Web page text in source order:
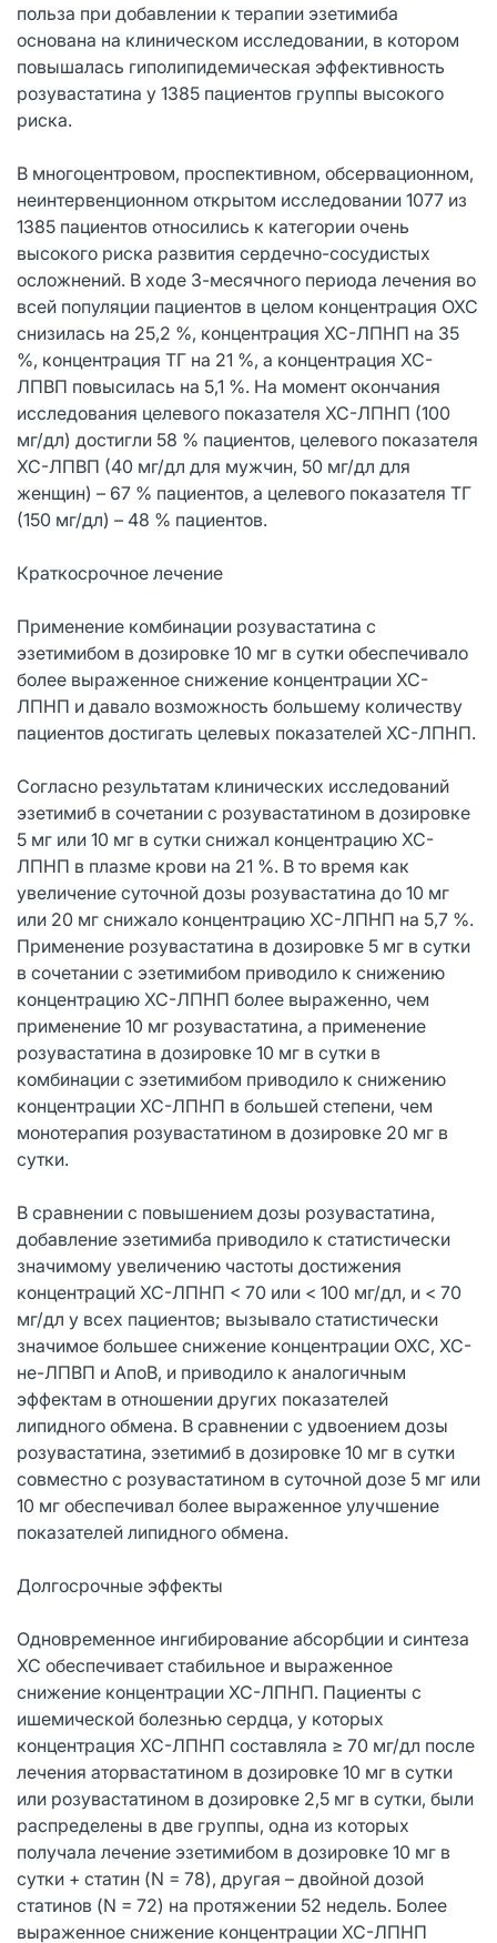
польза при добавлении к терапии эзетимиба
основана на клиническом исследовании, в котором
повышалась гиполипидемическая эффективность
розувастатина у 1385 пациентов группы высокого
риска.
В многоцентровом, проспективном, обсервационном,
неинтервенционном открытом исследовании 1077 из
1385 пациентов относились к категории очень
высокого риска развития сердечно-сосудистых
осложнений. В ходе 3-месячного периода лечения во
всей популяции пациентов в целом концентрация ОХС
снизилась на 25,2 %, концентрация ХС-ЛПНП на 35
%, концентрация ТГ на 21 %, а концентрация ХС-
ЛПВП повысилась на 5,1 %. На момент окончания
исследования целевого показателя ХС-ЛПНП (100
мг/дл) достигли 58 % пациентов, целевого показателя
ХС-ЛПВП (40 мг/дл для мужчин, 50 мг/дл для
женщин) – 67 % пациентов, а целевого показателя ТГ
(150 мг/дл) – 48 % пациентов.
Краткосрочное лечение
Применение комбинации розувастатина с
эзетимибом в дозировке 10 мг в сутки обеспечивало
более выраженное снижение концентрации ХС-
ЛПНП и давало возможность большему количеству
пациентов достигать целевых показателей ХС-ЛПНП.
Согласно результатам клинических исследований
эзетимиб в сочетании с розувастатином в дозировке
5 мг или 10 мг в сутки снижал концентрацию ХС-
ЛПНП в плазме крови на 21 %. В то время как
увеличение суточной дозы розувастатина до 10 мг
или 20 мг снижало концентрацию ХС-ЛПНП на 5,7 %.
Применение розувастатина в дозировке 5 мг в сутки
в сочетании с эзетимибом приводило к снижению
концентрацию ХС-ЛПНП более выраженно, чем
применение 10 мг розувастатина, а применение
розувастатина в дозировке 10 мг в сутки в
комбинации с эзетимибом приводило к снижению
концентрации ХС-ЛПНП в большей степени, чем
монотерапия розувастатином в дозировке 20 мг в
сутки.
В сравнении с повышением дозы розувастатина,
добавление эзетимиба приводило к статистически
значимому увеличению частоты достижения
концентраций ХС-ЛПНП < 70 или < 100 мг/дл, и < 70
мг/дл у всех пациентов; вызывало статистически
значимое большее снижение концентрации ОХС, ХС-
не-ЛПВП и АпоВ, и приводило к аналогичным
эффектам в отношении других показателей
липидного обмена. В сравнении с удвоением дозы
розувастатина, эзетимиб в дозировке 10 мг в сутки
совместно с розувастатином в суточной дозе 5 мг или
10 мг обеспечивал более выраженное улучшение
показателей липидного обмена.
Долгосрочные эффекты
Одновременное ингибирование абсорбции и синтеза
ХС обеспечивает стабильное и выраженное
снижение концентрации ХС-ЛПНП. Пациенты с
ишемической болезнью сердца, у которых
концентрация ХС-ЛПНП составляла ≥ 70 мг/дл после
лечения аторвастатином в дозировке 10 мг в сутки
или розувастатином в дозировке 2,5 мг в сутки, были
распределены в две группы, одна из которых
получала лечение эзетимибом в дозировке 10 мг в
сутки + статин (N = 78), другая – двойной дозой
статинов (N = 72) на протяжении 52 недель. Более
выраженное снижение концентрации ХС-ЛПНП